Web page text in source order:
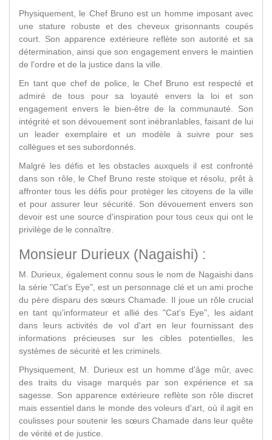
Physiquement, le Chef Bruno est un homme imposant avec
une stature robuste et des cheveux grisonnants coupés
court. Son apparence extérieure reflète son autorité et sa
détermination, ainsi que son engagement envers le maintien
de l'ordre et de la justice dans la ville.
En tant que chef de police, le Chef Bruno est respecté et
admiré de tous pour sa loyauté envers la loi et son
engagement envers le bien-être de la communauté. Son
intégrité et son dévouement sont inébranlables, faisant de lui
un leader exemplaire et un modèle à suivre pour ses
collègues et ses subordonnés.
Malgré les défis et les obstacles auxquels il est confronté
dans son rôle, le Chef Bruno reste stoïque et résolu, prêt à
affronter tous les défis pour protéger les citoyens de la ville
et pour assurer leur sécurité. Son dévouement envers son
devoir est une source d'inspiration pour tous ceux qui ont le
privilège de le connaître.
Monsieur Durieux (Nagaishi) :
M. Durieux, également connu sous le nom de Nagaishi dans
la série "Cat's Eye", est un personnage clé et un ami proche
du père disparu des sœurs Chamade. Il joue un rôle crucial
en tant qu'informateur et allié des "Cat's Eye", les aidant
dans leurs activités de vol d'art en leur fournissant des
informations précieuses sur les cibles potentielles, les
systèmes de sécurité et les criminels.
Physiquement, M. Durieux est un homme d'âge mûr, avec
des traits du visage marqués par son expérience et sa
sagesse. Son apparence extérieure reflète son rôle discret
mais essentiel dans le monde des voleurs d'art, où il agit en
coulisses pour soutenir les sœurs Chamade dans leur quête
de vérité et de justice.